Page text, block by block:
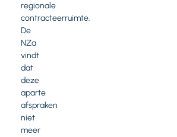
regionale
contracteerruimte.
De
NZa
vindt
dat
deze
aparte
afspraken
niet
meer